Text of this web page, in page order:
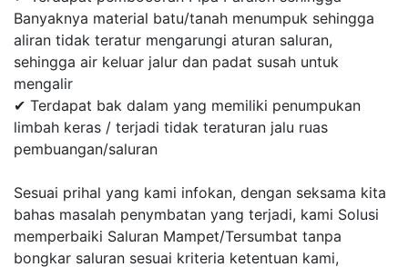
Banyaknya material batu/tanah menumpuk sehingga
aliran tidak teratur mengarungi aturan saluran,
sehingga air keluar jalur dan padat susah untuk
mengalir
✔ Terdapat bak dalam yang memiliki penumpukan
limbah keras / terjadi tidak teraturan jalu ruas
pembuangan/saluran
Sesuai prihal yang kami infokan, dengan seksama kita
bahas masalah penymbatan yang terjadi, kami Solusi
memperbaiki Saluran Mampet/Tersumbat tanpa
bongkar saluran sesuai kriteria ketentuan kami,